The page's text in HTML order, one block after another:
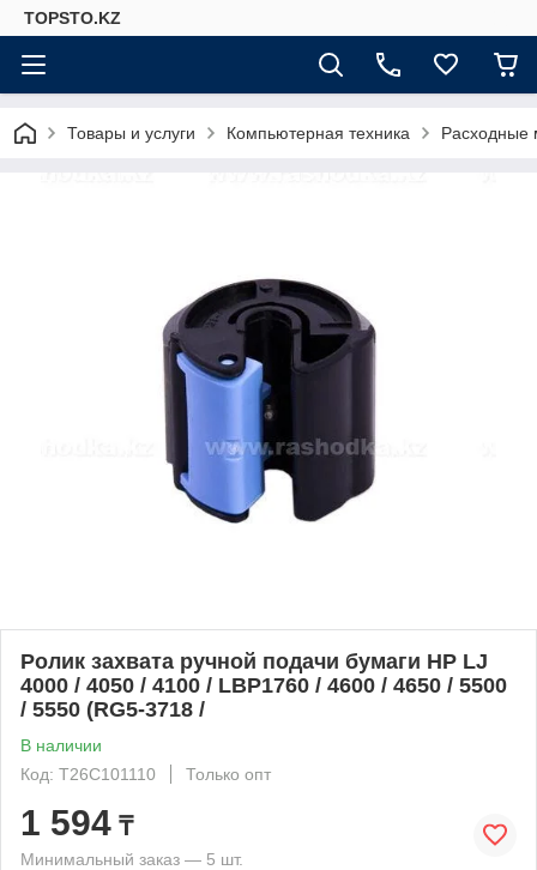
TOPSTO.KZ
Товары и услуги Компьютерная техника Расходные
Ролик захвата ручной подачи бумаги HP LJ
4000 / 4050 / 4100 / LBP1760 / 4600 / 4650 / 5500
/ 5550 (RG5-3718 /
В наличии
Код: T26C101110
Только опт
1 594 ₸
Минимальный заказ — 5 шт.